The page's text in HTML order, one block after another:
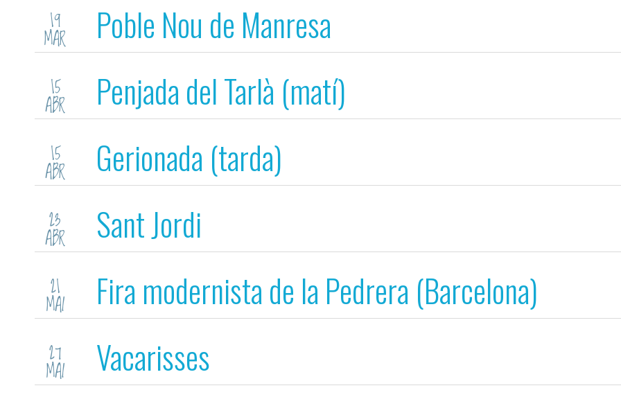
19
MAR Poble Nou de Manresa
15
ABR Penjada del Tarlà (matí)
15
ABR Gerionada (tarda)
23
ABR Sant Jordi
21
MAI Fira modernista de la Pedrera (Barcelona)
27
MAI Vacarisses